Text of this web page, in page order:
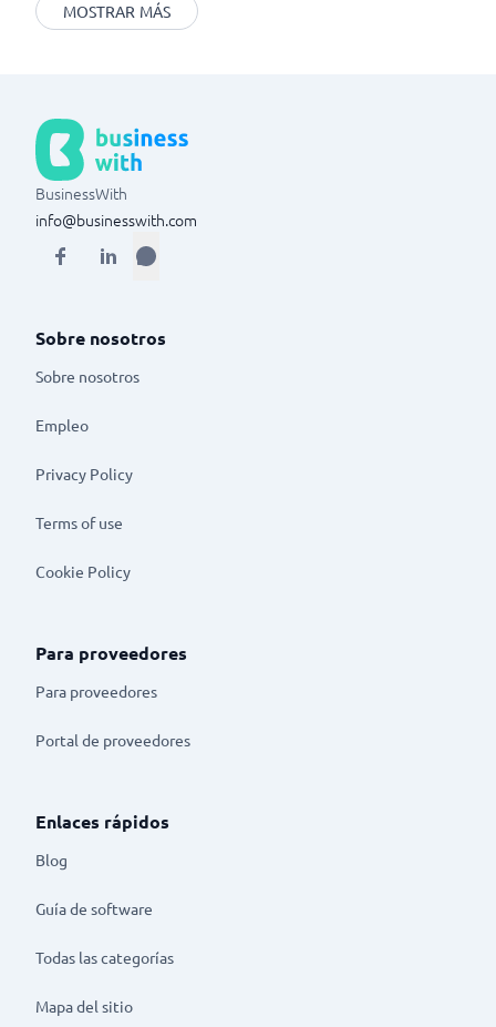
MOSTRAR MÁS
BusinessWith
info@businesswith.com
Sobre nosotros
Sobre nosotros
Empleo
Privacy Policy
Terms of use
Cookie Policy
Para proveedores
Para proveedores
Portal de proveedores
Enlaces rápidos
Blog
Guía de software
Todas las categorías
Mapa del sitio